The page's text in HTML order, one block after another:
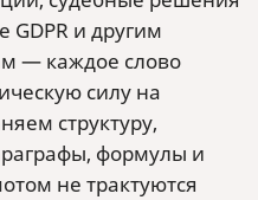
GDPR и другим
— каждое слово
силу на
структуру,
формулы и
не трактуются